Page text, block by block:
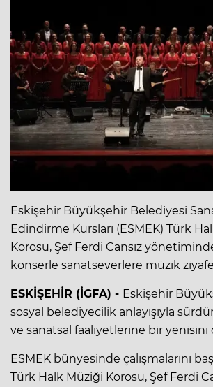
Eskişehir Büyükşehir Belediyesi
Edindirme Kursları (ESMEK) Türk
Korosu, Şef Ferdi Cansız
konserle sanatseverlere müzik
ESKİŞEHİR (İGFA) - Eskişehir
sosyal belediyecilik anlayışıyla
ve sanatsal faaliyetlerine bir yenisini
ESMEK bünyesinde çalışmalarını
Türk Halk Müziği Korosu, Şef Ferdi